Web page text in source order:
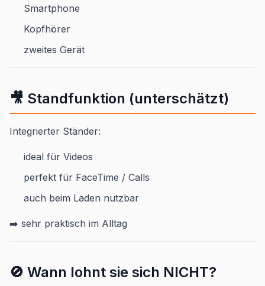
Smartphone
Kopfhörer
zweites Gerät
🎥 Standfunktion (unterschätzt)
Integrierter Ständer:
ideal für Videos
perfekt für FaceTime / Calls
auch beim Laden nutzbar
➡️ sehr praktisch im Alltag
🚫 Wann lohnt sie sich NICHT?